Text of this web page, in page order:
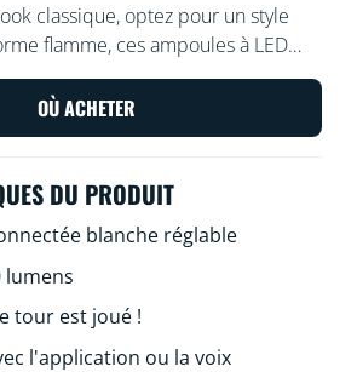
classique, optez pour un style
flamme, ces ampoules à LED
transparent complèteront
décoratifs et tous les
mettre une touche d’élégance.
et chaude. Vous pouvez aussi
vos besoins et à votre humeur. Et
les contrôler via votre réseau Wi-
la télécommande WiZ associée
OÙ ACHETER
DU PRODUIT
blanche réglable
lumens
tour est joué !
l'application ou la voix